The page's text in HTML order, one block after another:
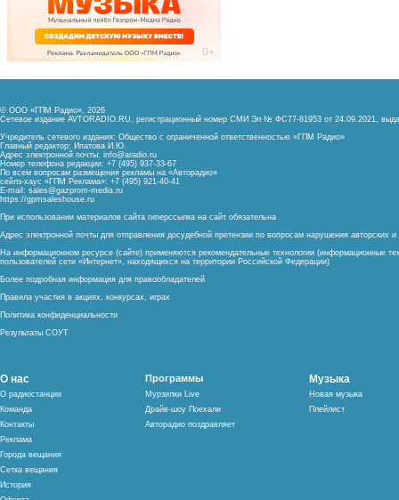
© ООО «ГПМ Радио», 2026
Сетевое издание AVTORADIO.RU, регистрационный номер СМИ Эл № ФС77-81953 от 24.09.2021,
Учредитель сетевого издания: Общество с ограниченной ответственностью «ГПМ Радио»
Главный редактор: Ипатова И.Ю.
Адрес электронной почты: info@aradio.ru
Номер телефона редакции: +7 (495) 937-33-67
По всем вопросам размещения рекламы на «Авторадио»
сейлз-хаус «ГПМ Реклама»: +7 (495) 921-40-41
E-mail: sales@gazprom-media.ru
https://gpmsaleshouse.ru
При использовании материалов сайта гиперссылка на сайт обязательна
Адрес электронной почты для отправления досудебной претензии по вопросам нарушения авторских
На информационном ресурсе (сайте) применяются рекомендательные технологии (информационные
пользователей сети «Интернет», находящихся на территории Российской Федерации)
Более подробная информация для правообладателей
Правила участия в акциях, конкурсах, играх
Политика конфиденциальности
Результаты СОУТ
О нас
О радиостанции
Команда
Контакты
Реклама
Города вещания
Сетка вещания
История
Программы
Мурзилки Live
Драйв-шоу Поехали
Авторадио поздравляет
Музыка
Новая музыка
Плейлист